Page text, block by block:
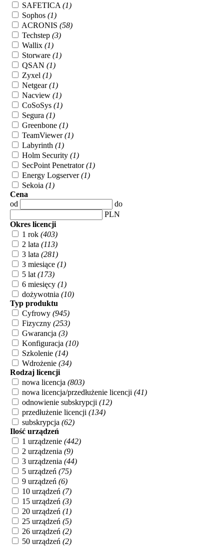
SAFETICA (1)
Sophos (1)
ACRONIS (58)
Techstep (3)
Wallix (1)
Storware (1)
QSAN (1)
Zyxel (1)
Netgear(1)
Nacview (1)
CoSoSys (1)
Segura (1)
Greenbone (1)
TeamViewer(1)
Labyrinth (1)
Holm Security (1)
SecPoint Penetrator(1)
Energy Logserver(1)
Sekoia (1)
Cena
od
do
PLN
Okres licencji
1 rok (403)
2 lata (113)
3 lata (281)
3 miesiące (1)
5 lat (173)
6 miesięcy (1)
dożywotnia (10)
Typ produktu
Cyfrowy (945)
Fizyczny (253)
Gwarancja (3)
Konfiguracja (10)
Szkolenie (14)
Wdrożenie (34)
Rodzaj licencji
nowa licencja (803)
nowa licencja/przedłużenie licencji (41)
odnowienie subskrypcji (12)
przedłużenie licencji (134)
subskrypcja (62)
Ilość urządzeń
1 urządzenie (442)
2 urządzenia (9)
3 urządzenia (44)
5 urządzeń (75)
9 urządzeń (6)
10 urządzeń (7)
15 urządzeń (3)
20 urządzeń (1)
25 urządzeń (5)
26 urządzeń (2)
50 urządzeń (2)